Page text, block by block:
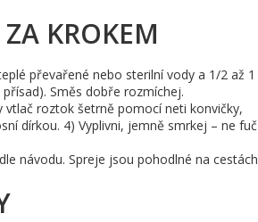
KROKEM
převařené nebo sterilní vody a 1/2 až 1
Směs dobře rozmíchej.
roztok šetrně pomocí neti konvičky,
dírkou. 4) Vyplivni, jemně smrkej – ne fuč
návodu. Spreje jsou pohodlné na cestách